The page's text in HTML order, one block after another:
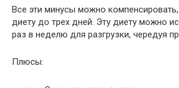
Все эти минусы можно компенсировать,
диету до трех дней. Эту диету можно
раз в неделю для разгрузки, чередуя
Плюсы: